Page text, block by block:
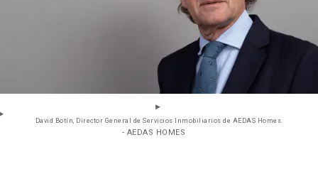
David Botín, Director General de Servicios Inmobiliarios de AEDAS Homes.
- AEDAS HOMES